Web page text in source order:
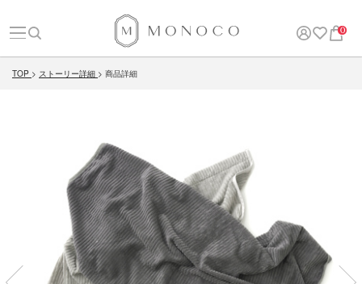
0
TOP ストーリー詳細 商品詳細